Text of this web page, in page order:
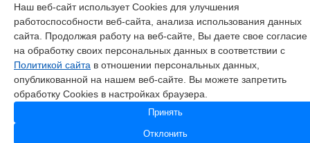
Наш веб-сайт использует Cookies для улучшения
работоспособности веб-сайта, анализа использования данных
сайта. Продолжая работу на веб-сайте, Вы даете свое согласие
на обработку своих персональных данных в соответствии с
Политикой сайта в отношении персональных данных,
опубликованной на нашем веб-сайте. Вы можете запретить
обработку Cookies в настройках браузера.
Принять
Отклонить